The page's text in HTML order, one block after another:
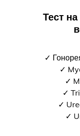
Тест
✓
✓
✓
✓
✓
✓